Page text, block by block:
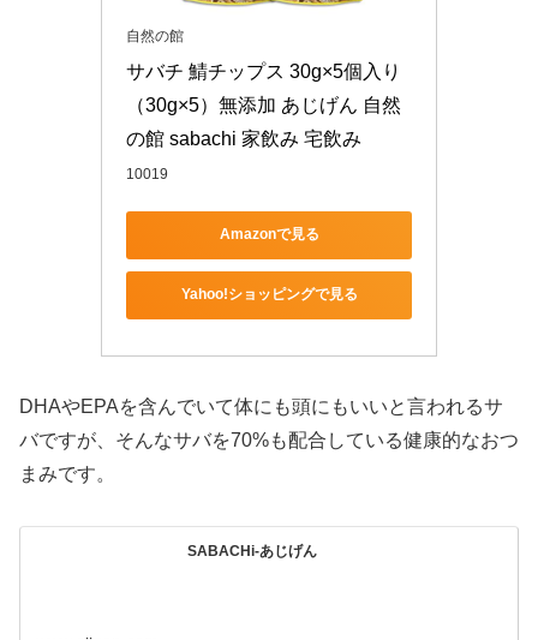
自然の館
サバチ 鯖チップス 30g×5個入り
（30g×5）無添加 あじげん 自然
の館 sabachi 家飲み 宅飲み
10019
Amazonで見る
Yahoo!ショッピングで見る
DHAやEPAを含んでいて体にも頭にもいいと言われるサ
バですが、そんなサバを70%も配合している健康的なおつ
まみです。
SABACHi-あじげん